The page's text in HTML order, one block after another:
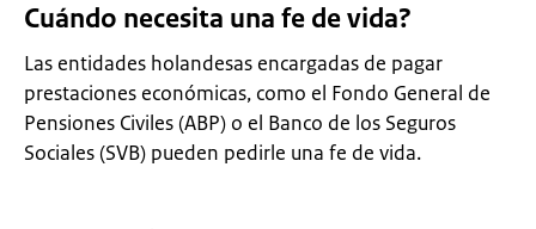
Cuándo necesita una fe de vida?
Las entidades holandesas encargadas de pagar
prestaciones económicas, como el Fondo General de
Pensiones Civiles (ABP) o el Banco de los Seguros
Sociales (SVB) pueden pedirle una fe de vida.